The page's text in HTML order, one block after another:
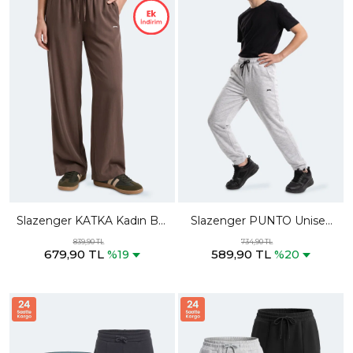
Slazenger KATKA Kadın Bol
Paça Kahve Eşofman Altı
839,90 TL
679,90 TL %19
Slazenger PUNTO Unisex
Çocuk Gri Eşofman Altı
734,90 TL
589,90 TL %20